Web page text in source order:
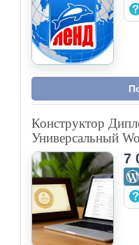
Конструктор
Универсальный
7